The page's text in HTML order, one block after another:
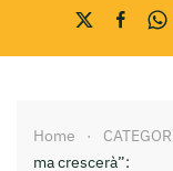
Home
ma crescerà”: